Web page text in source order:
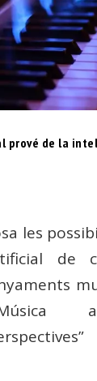
prové de la
les
de